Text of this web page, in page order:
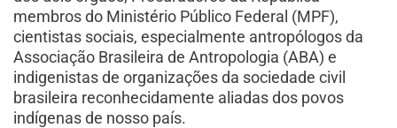
membros do Ministério Público Federal (MPF),
cientistas sociais, especialmente antropólogos da
Associação Brasileira de Antropologia (ABA) e
indigenistas de organizações da sociedade civil
brasileira reconhecidamente aliadas dos povos
indígenas de nosso país.